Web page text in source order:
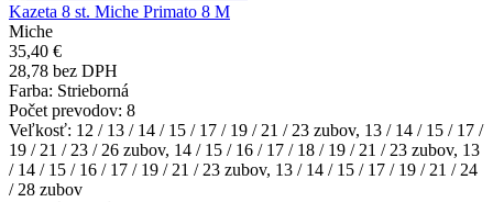
Kazeta 8 st. Miche Primato 8 M
Miche
35,40 €
28,78 bez DPH
Farba: Strieborná
Počet prevodov: 8
Veľkosť: 12 / 13 / 14 / 15 / 17 / 19 / 21 / 23 zubov, 13 / 14 / 15 / 17 /
19 / 21 / 23 / 26 zubov, 14 / 15 / 16 / 17 / 18 / 19 / 21 / 23 zubov, 13
/ 14 / 15 / 16 / 17 / 19 / 21 / 23 zubov, 13 / 14 / 15 / 17 / 19 / 21 / 24
/ 28 zubov